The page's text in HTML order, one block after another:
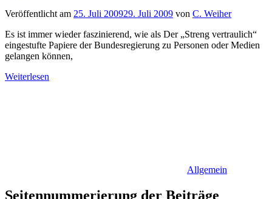
Veröffentlicht am 25. Juli 200929. Juli 2009 von C. Weiher
Es ist immer wieder faszinierend, wie als Der „Streng vertraulich“
eingestufte Papiere der Bundesregierung zu Personen oder Medien
gelangen können,
Weiterlesen
Allgemein
Seitennummerierung der Beiträge